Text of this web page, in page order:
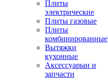
Плиты
электрические
Плиты газовые
Плиты
комбинированные
Вытяжки
кухонные
Аксессуарыи и
запчасти